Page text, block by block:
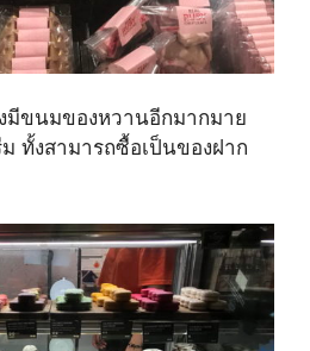
มีขนมของหวานอีกมากมาย
ทั้งสามารถซื้อเป็นของฝาก